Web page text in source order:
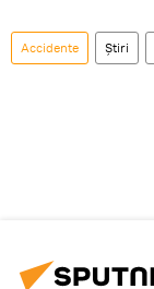
Accidente Știri